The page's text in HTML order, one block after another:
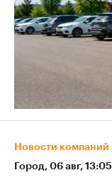
Новости компаний
Город⁠, 06 авг, 13:05